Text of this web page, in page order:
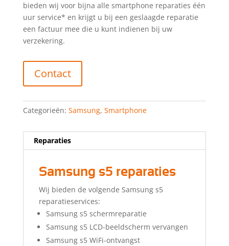
bieden wij voor bijna alle smartphone reparaties één
uur service* en krijgt u bij een geslaagde reparatie
een factuur mee die u kunt indienen bij uw
verzekering.
Contact
Categorieën: Samsung, Smartphone
Reparaties
Samsung s5 reparaties
Wij bieden de volgende Samsung s5
reparatieservices:
Samsung s5 schermreparatie
Samsung s5 LCD-beeldscherm vervangen
Samsung s5 WiFi-ontvangst